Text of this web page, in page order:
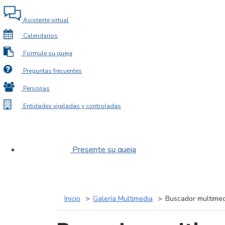
Asistente virtual
Calendarios
Formule su queja
Preguntas frecuentes
Personas
Entidades vigiladas y controladas
Presente su queja
Inicio Galería Multimedia Buscador